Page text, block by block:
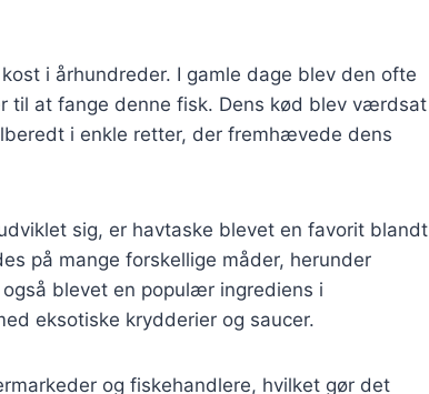
i århundreder. I gamle dage blev den ofte
til at fange denne fisk. Dens kød blev værdsat
i enkle retter, der fremhævede dens
sig, er havtaske blevet en favorit blandt
på mange forskellige måder, herunder
blevet en populær ingrediens i
eksotiske krydderier og saucer.
og fiskehandlere, hvilket gør det